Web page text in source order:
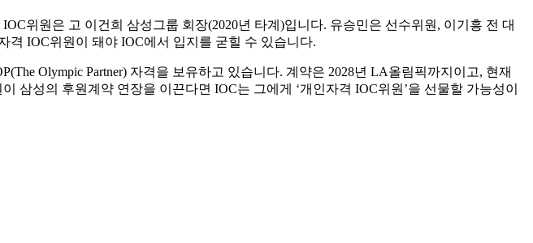
위원은 고 이건희 삼성그룹 회장(2020년 타계)입니다. 유승민은 선수위원, 이기흥 전 대
격 IOC위원이 돼야 IOC에서 입지를 굳힐 수 있습니다.
Olympic Partner) 자격을 보유하고 있습니다. 계약은 2028년 LA올림픽까지이고, 현재
삼성의 후원계약 연장을 이끈다면 IOC는 그에게 ‘개인자격 IOC위원’을 선물할 가능성이